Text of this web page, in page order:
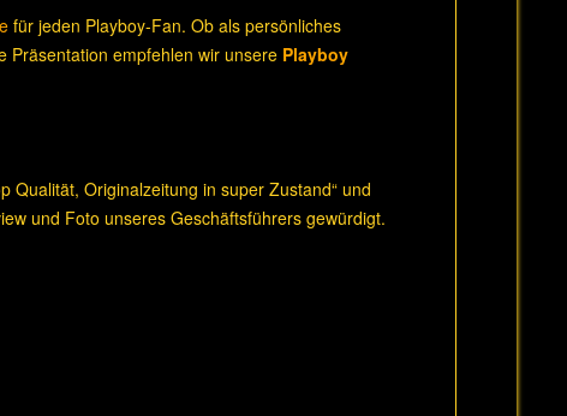
für jeden Playboy-Fan. Ob als persönliches
Präsentation empfehlen wir unsere Playboy
Qualität, Originalzeitung in super Zustand“ und
und Foto unseres Geschäftsführers gewürdigt.